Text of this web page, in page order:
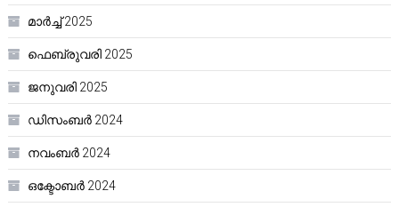
മാർച്ച്‌ 2025
ഫെബ്രുവരി 2025
ജനുവരി 2025
ഡിസംബർ 2024
നവംബർ 2024
ഒക്ടോബർ 2024